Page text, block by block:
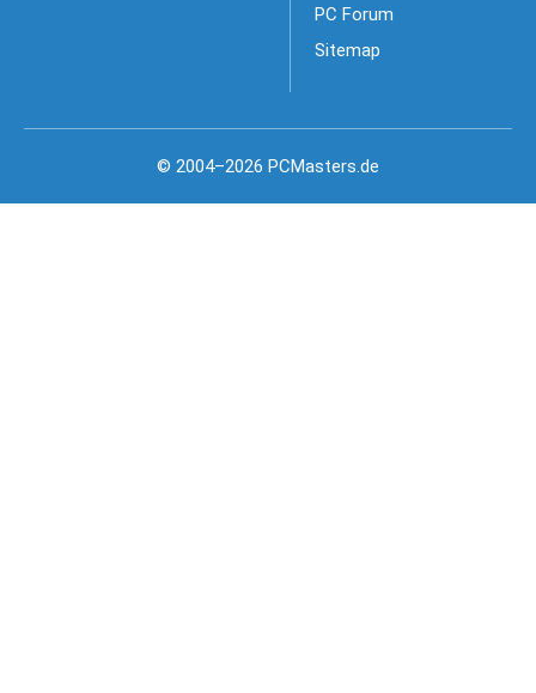
PC Forum
Sitemap
© 2004–2026 PCMasters.de